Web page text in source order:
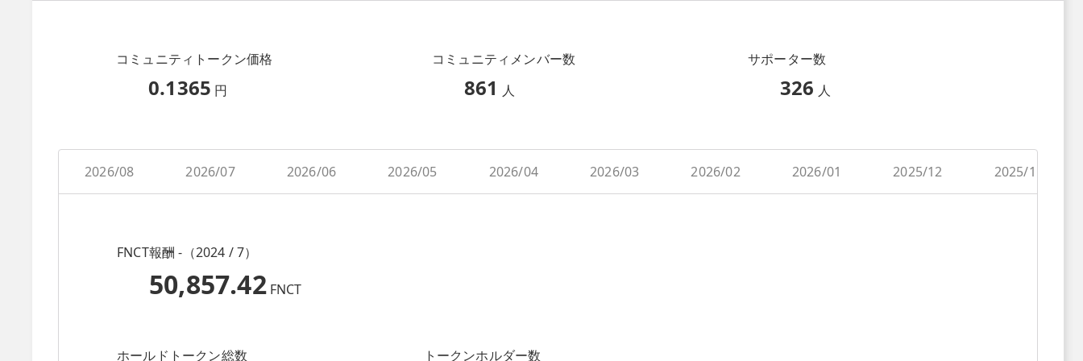
コミュニティトークン価格
0.1365 円
コミュニティメンバー数
861 人
サポーター数
326 人
2026/08 2026/07 2026/06 2026/05 2026/04 2026/03 2026/02 2026/01 2025/12 2025/11
FNCT報酬 -（2024 / 7）
50,857.42 FNCT
ホールドトークン総数 トークンホルダー数